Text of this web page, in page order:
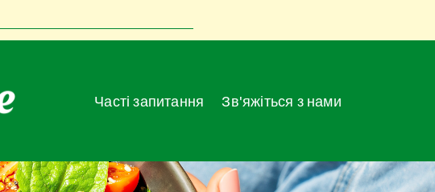
Часті запитання Зв'яжіться з нами